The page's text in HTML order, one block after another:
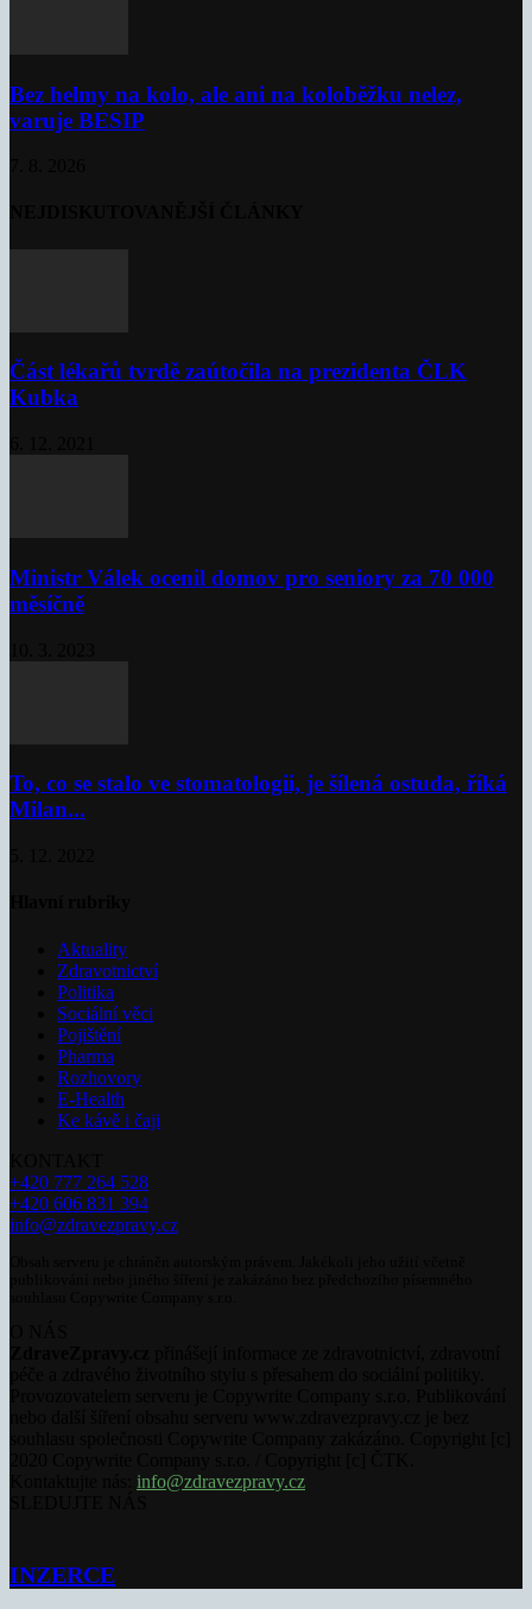
Bez helmy na kolo, ale ani na koloběžku nelez,
varuje BESIP
Část lékařů tvrdě zaútočila na prezidenta ČLK
Kubka
Ministr Válek ocenil domov pro seniory za 70 000
měsíčně
To, co se stalo ve stomatologii, je šílená ostuda, říká
Milan...
Aktuality
Zdravotnictví
Politika
Sociální věci
Pojištění
Pharma
Rozhovory
E-Health
Ke kávě i čaji
+420 777 264 528
+420 606 831 394
info@zdravezpravy.cz
info@zdravezpravy.cz
INZERCE